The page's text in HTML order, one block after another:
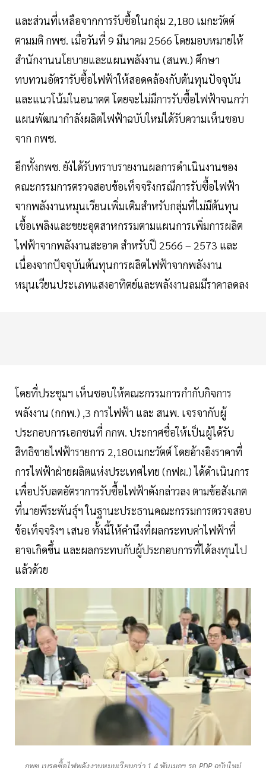
และส่วนที่เหลือจากการรับซื้อในกลุ่ม 2,180 เมกะวัตต์
ตามมติ กพช. เมื่อวันที่ 9 มีนาคม 2566 โดยมอบหมายให้
สำนักงานนโยบายและแผนพลังงาน (สนพ.) ศึกษา
ทบทวนอัตรารับซื้อไฟฟ้าให้สอดคล้องกับต้นทุนปัจจุบัน
และแนวโน้มในอนาคต โดยจะไม่มีการรับซื้อไฟฟ้าจนกว่า
แผนพัฒนากำลังผลิตไฟฟ้าฉบับใหม่ได้รับความเห็นชอบ
จาก กพช.
อีกทั้งกพช. ยังได้รับทราบรายงานผลการดำเนินงานของ
คณะกรรมการตรวจสอบข้อเท็จจริงกรณีการรับซื้อไฟฟ้า
จากพลังงานหมุนเวียนเพิ่มเติมสำหรับกลุ่มที่ไม่มีต้นทุน
เชื้อเพลิงและขยะอุตสาหกรรมตามแผนการเพิ่มการผลิต
ไฟฟ้าจากพลังงานสะอาด สำหรับปี 2566 – 2573 และ
เนื่องจากปัจจุบันต้นทุนการผลิตไฟฟ้าจากพลังงาน
หมุนเวียนประเภทแสงอาทิตย์และพลังงานลมมีราคาลดลง
โดยที่ประชุมฯ เห็นชอบให้คณะกรรมการกำกับกิจการ
พลังงาน (กกพ.) ,3 การไฟฟ้า และ สนพ. เจรจากับผู้
ประกอบการเอกชนที่ กกพ. ประกาศชื่อให้เป็นผู้ได้รับ
สิทธิขายไฟฟ้ารายการ 2,180เมกะวัตต์ โดยอ้างอิงราคาที่
การไฟฟ้าฝ่ายผลิตแห่งประเทศไทย (กฟผ.) ได้ดำเนินการ
เพื่อปรับลดอัตราการรับซื้อไฟฟ้าดังกล่าวลง ตามข้อสังเกต
ที่นายพีระพันธุ์ฯ ในฐานะประธานคณะกรรมการตรวจสอบ
ข้อเท็จจริงฯ เสนอ ทั้งนี้ให้คำนึงที่ผลกระทบค่าไฟฟ้าที่
อาจเกิดขึ้น และผลกระทบกับผู้ประกอบการที่ได้ลงทุนไป
แล้วด้วย